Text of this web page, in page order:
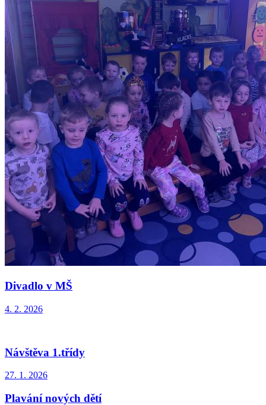
Divadlo v MŠ
4. 2. 2026
Návštěva 1.třídy
27. 1. 2026
Plavání nových dětí